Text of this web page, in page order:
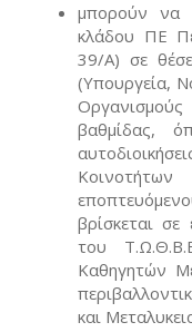
μπορούν να
κλάδου ΠΕ
39/Α) σε
(Υπουργεία,
Οργανισμούς
βαθμίδας,
βρίσκεται
του
Καθηγητών
και